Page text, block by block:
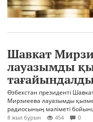
Шавкат
лауазымды
Өзбекстан президенті
Мирзиеева лауазымды
радиосының мәліметі
8 жыл бұрын 454 0